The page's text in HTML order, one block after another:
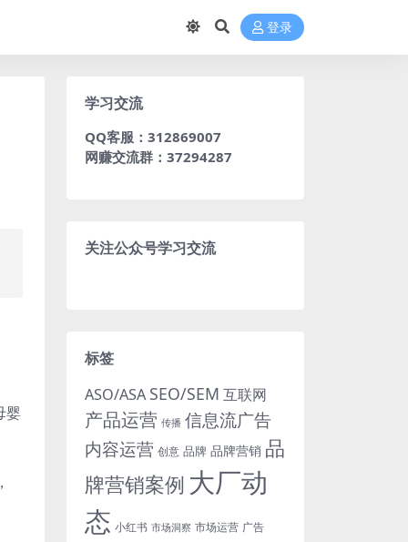
登录
婴
学习交流
QQ客服：312869007
网赚交流群：37294287
关注公众号学习交流
标签
ASO/ASA SEO/SEM 互联网
产品运营 传播 信息流广告
内容运营 创意 品牌 品牌营销 品
牌营销案例 大厂动
态 小红书 市场洞察 市场运营 广告